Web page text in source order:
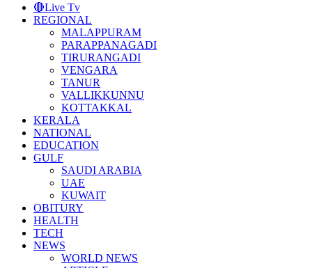
🔴Live Tv
REGIONAL
MALAPPURAM
PARAPPANAGADI
TIRURANGADI
VENGARA
TANUR
VALLIKKUNNU
KOTTAKKAL
KERALA
NATIONAL
EDUCATION
GULF
SAUDI ARABIA
UAE
KUWAIT
OBITURY
HEALTH
TECH
NEWS
WORLD NEWS